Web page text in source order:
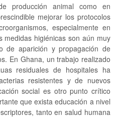
producción animal como en
mejorar los protocolos
especialmente en
medidas higiénicas son aún muy
de aparición y propagación de
En Ghana, un trabajo realizado
residuales de hospitales ha
resistentes y de nuevos
social es otro punto crítico
que exista educación a nivel
tanto en salud humana